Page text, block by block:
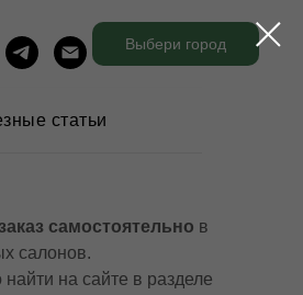
Выбери город
статьи
самостоятельно в
салонов.
на сайте в разделе